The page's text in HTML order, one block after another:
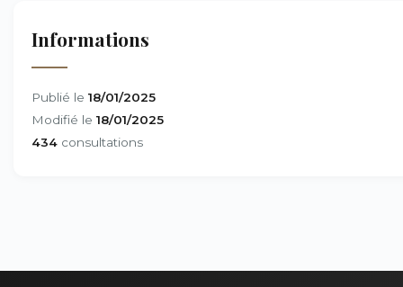
Informations
Publié le 18/01/2025
Modifié le 18/01/2025
434 consultations